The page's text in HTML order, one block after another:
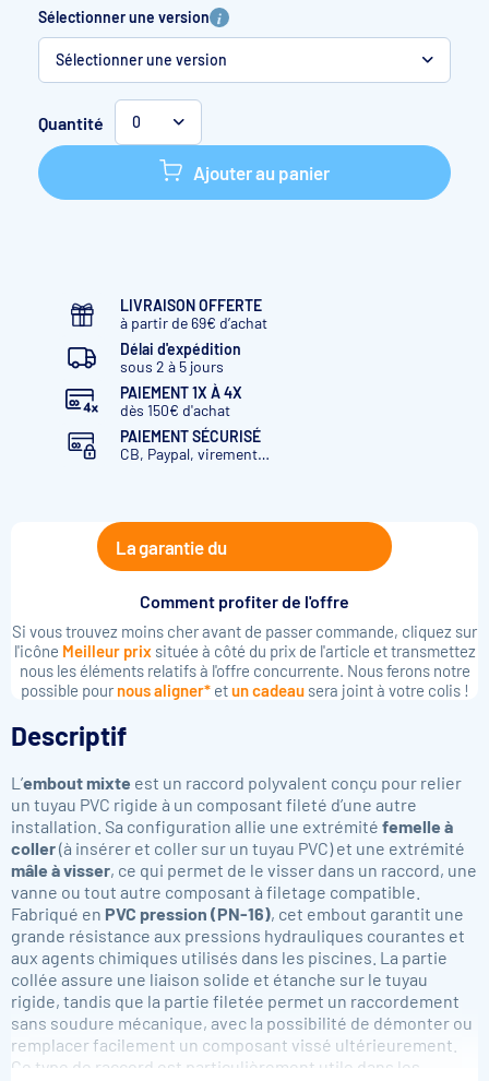
Sélectionner une version
Sélectionner une version
Ø 40 X 1"
Ø 40 Ø 50 X 1" 1/2
Quantité 0
Ajouter au panier
LIVRAISON OFFERTE
à partir de 69€ d’achat
Délai d'expédition
sous 2 à 5 jours
PAIEMENT 1X À 4X
dès 150€ d'achat
PAIEMENT SÉCURISÉ
CB, Paypal, virement…
La garantie du
Comment profiter de l'offre
Si vous trouvez moins cher avant de passer commande, cliquez sur
l'icône Meilleur prixsituée à côté du prix de l'article et transmettez
nous les éléments relatifs à l'offre concurrente. Nous ferons notre
possible pour nous aligner*etun cadeausera joint à votre colis !
Descriptif
L’embout mixte est un raccord polyvalent conçu pour relier
un tuyau PVC rigide à un composant fileté d’une autre
installation. Sa configuration allie une extrémité femelle à
coller(à insérer et coller sur un tuyau PVC) et une extrémité
mâle à visser, ce qui permet de le visser dans un raccord, une
vanne ou tout autre composant à filetage compatible.
Fabriqué en PVC pression (PN-16), cet embout garantit une
grande résistance aux pressions hydrauliques courantes et
aux agents chimiques utilisés dans les piscines. La partie
collée assure une liaison solide et étanche sur le tuyau
rigide, tandis que la partie filetée permet un raccordement
sans soudure mécanique, avec la possibilité de démonter ou
remplacer facilement un composant vissé ultérieurement.
Ce type de raccord est particulièrement utile dans les